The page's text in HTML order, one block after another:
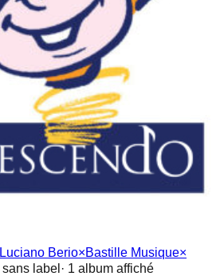
Luciano Berio×Bastille Musique×
label · 1 album affiché